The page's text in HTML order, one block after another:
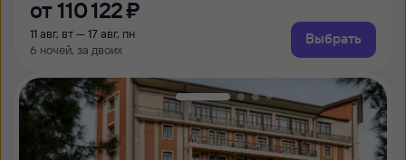
от 110 ⁠122 ⁠₽
11 авг, вт — 17 авг, пн
6 ночей, за двоих
Выбрать